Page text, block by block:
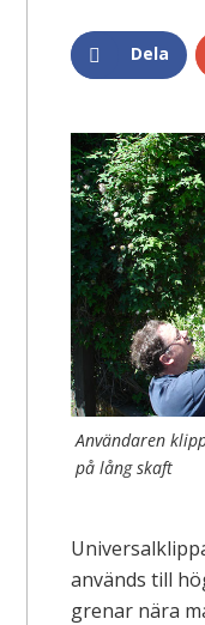
Dela
Användaren
på lång skaft
används till
grenar nära